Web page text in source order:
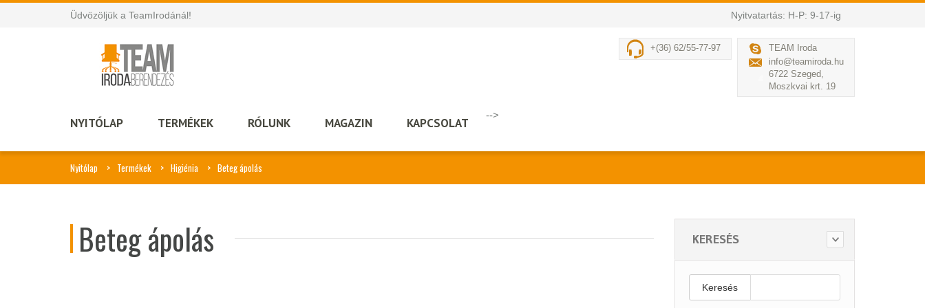
Üdvözöljük a TeamIrodánál! Nyitvatartás: H-P: 9-17-ig
TEAM Iroda
info@teamiroda.hu
6722 Szeged,
Moszkvai krt. 19
+(36) 62/55-77-97
NYITÓLAP TERMÉKEK
-->
RÓLUNK MAGAZIN KAPCSOLAT
Nyitólap Termékek Higiénia Beteg ápolás
Beteg ápolás KERESÉS
Keresés